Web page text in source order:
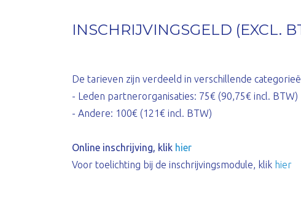
INSCHRIJVINGSGELD (EXCL.
De tarieven zijn verdeeld in verschillende
- Leden partnerorganisaties: 75€ (90,75€ incl. BTW)
- Andere: 100€ (121€ incl. BTW)
Online inschrijving, klik hier
Voor toelichting bij de inschrijvingsmodule, klik hier